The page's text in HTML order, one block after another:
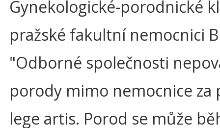
Gynekologické-porodnické
pražské fakultní nemocnici
"Odborné společnosti
porody mimo nemocnice za
lege artis. Porod se může